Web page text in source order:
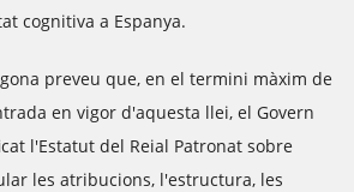
cognitiva a Espanya.
preveu que, en el termini màxim de
en vigor d'aquesta llei, el Govern
l'Estatut del Reial Patronat sobre
les atribucions, l'estructura, les